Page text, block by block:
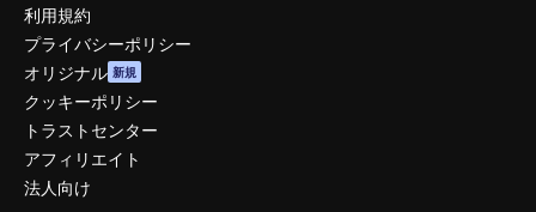
利用規約
プライバシーポリシー
オリジナル 新規
クッキーポリシー
トラストセンター
アフィリエイト
法人向け